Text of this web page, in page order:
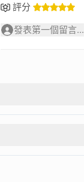
評分
發表第一個留言...